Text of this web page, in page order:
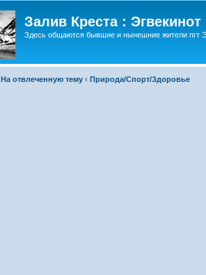
Залив Креста : Эгвекинот
Здесь общаются бывшие и нынешние жители пгт
На отвлеченную тему ‹ Природа/Спорт/Здоровье